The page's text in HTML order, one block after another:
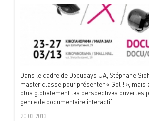
Dans le cadre de Docudays UA, Stéphane
master classe pour présenter « Gol ! », mais
plus globalement les perspectives ouvertes
genre de documentaire interactif.
20.03.2013